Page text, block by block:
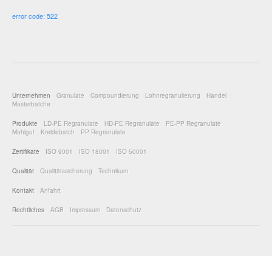
error code: 522
Unternehmen Granulate Compoundierung Lohnregranulierung
Handel
Masterbatche
Produkte LD-PE Regranulate HD-PE Regranulate
PE-PP Regranulate
Mahlgut
Kreidebatch PP Regranulate
Zertifikate ISO 9001 ISO 18001 ISO 50001
Qualität Qualitätssicherung Technikum
Kontakt Anfahrt
Rechtliches AGB Impressum Datenschutz